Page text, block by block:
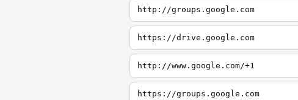
http://groups.google.com
https://drive.google.com
http://www.google.com/+1
https://groups.google.com